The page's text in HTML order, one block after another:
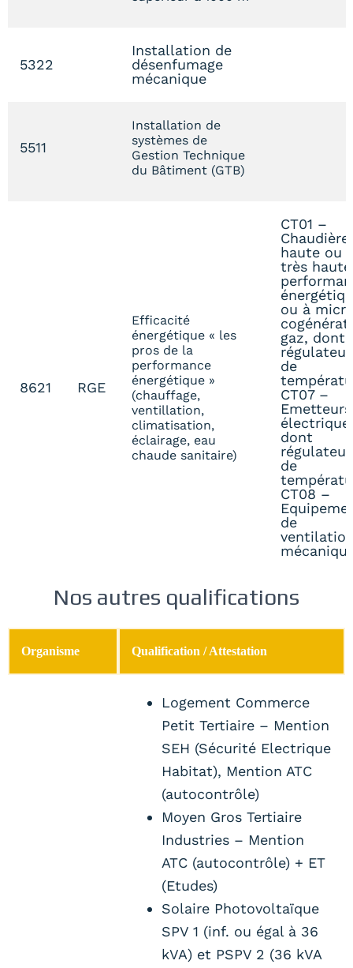
5322
Installation de
désenfumage
mécanique
5511
Installation de
systèmes de
Gestion Technique
du Bâtiment (GTB)
8621 RGE
Efficacité
énergétique « les
pros de la
performance
énergétique »
(chauffage,
ventillation,
climatisation,
éclairage, eau
chaude sanitaire)
CT01 –
haute ou
très haute
ou à
gaz, dont
de
CT07 –
Emetteurs
dont
de
CT08 –
de
Nos autres qualifications
Organisme Qualification / Attestation
Logement Commerce
Petit Tertiaire – Mention
SEH (Sécurité Electrique
Habitat), Mention ATC
(autocontrôle)
Moyen Gros Tertiaire
Industries – Mention
ATC (autocontrôle) + ET
(Etudes)
Solaire Photovoltaïque
SPV 1 (inf. ou égal à 36
kVA) et PSPV 2 (36 kVA